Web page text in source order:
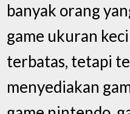
banyak orang
game ukuran
terbatas, tetapi
menyediakan